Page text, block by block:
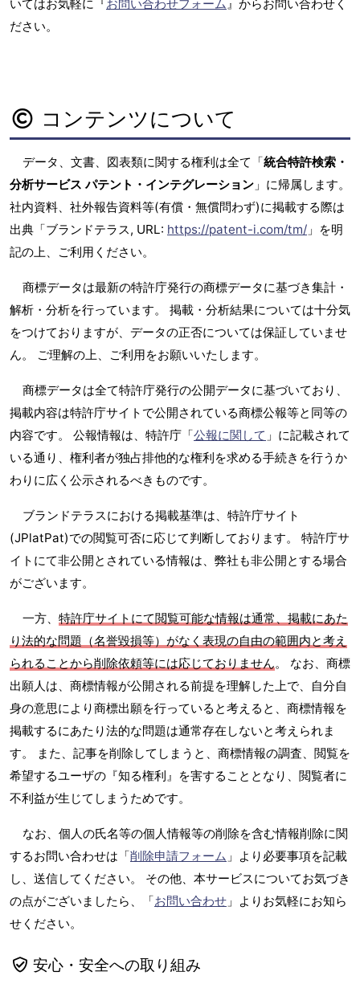
いてはお気軽に『 お問い合わせフォーム』からお問い合わせく
ださい。
コンテンツについて
データ、文書、図表類に関する権利は全て「統合特許検索・
分析サービス パテント・インテグレーション 」に帰属します。
社内資料、社外報告資料等(有償・無償問わず)に掲載する際は
出典「ブランドテラス, URL: https://patent-i.com/tm/ 」を明
記の上、ご利用ください。
商標データは最新の特許庁発行の商標データに基づき集計・
解析・分析を行っています。 掲載・分析結果については十分気
をつけておりますが、データの正否については保証していませ
ん。 ご理解の上、ご利用をお願いいたします。
商標データは全て特許庁発行の公開データに基づいており、
掲載内容は特許庁サイトで公開されている商標公報等と同等の
内容です。 公報情報は、特許庁「公報に関して 」に記載されて
いる通り、権利者が独占排他的な権利を求める手続きを行うか
わりに広く公示されるべきものです。
ブランドテラスにおける掲載基準は、特許庁サイト
(JPlatPat)での閲覧可否に応じて判断しております。 特許庁サ
イトにて非公開とされている情報は、弊社も非公開とする場合
がございます。
一方、 特許庁サイトにて閲覧可能な情報は通常、掲載にあた
り法的な問題（名誉毀損等）がなく表現の自由の範囲内と考え
られることから削除依頼等には応じておりません。 なお、商標
出願人は、商標情報が公開される前提を理解した上で、自分自
身の意思により商標出願を行っていると考えると、商標情報を
掲載するにあたり法的な問題は通常存在しないと考えられま
す。 また、記事を削除してしまうと、商標情報の調査、閲覧を
希望するユーザの『知る権利』を害することとなり、閲覧者に
不利益が生じてしまうためです。
なお、個人の氏名等の個人情報等の削除を含む情報削除に関
するお問い合わせは「削除申請フォーム 」より必要事項を記載
し、送信してください。 その他、本サービスについてお気づき
の点がございましたら、「お問い合わせ 」よりお気軽にお知ら
せください。
安心・安全への取り組み